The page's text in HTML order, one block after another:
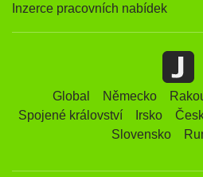
Inzerce pracovních nabídek
Global Německo
Spojené království
Irsko
Slovensko